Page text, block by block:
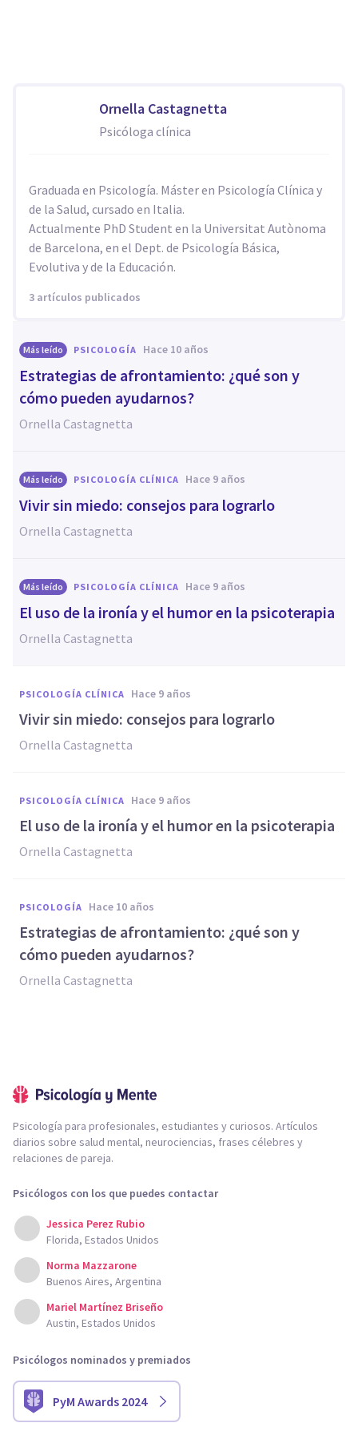
Ornella Castagnetta
Psicóloga clínica
Graduada en Psicología. Máster en Psicología Clínica y
de la Salud, cursado en Italia.
Actualmente PhD Student en la Universitat Autònoma
de Barcelona, en el Dept. de Psicología Básica,
Evolutiva y de la Educación.
3 artículos publicados
Más leído PSICOLOGÍA hace 10 años
Estrategias de afrontamiento: ¿qué son y
cómo pueden ayudarnos?
Ornella Castagnetta
Más leído PSICOLOGÍA CLÍNICA hace 9 años
​Vivir sin miedo: consejos para lograrlo
Ornella Castagnetta
Más leído PSICOLOGÍA CLÍNICA hace 9 años
​El uso de la ironía y el humor en la psicoterapia
Ornella Castagnetta
PSICOLOGÍA CLÍNICA hace 9 años
​Vivir sin miedo: consejos para lograrlo
Ornella Castagnetta
PSICOLOGÍA CLÍNICA hace 9 años
​El uso de la ironía y el humor en la psicoterapia
Ornella Castagnetta
PSICOLOGÍA hace 10 años
Estrategias de afrontamiento: ¿qué son y
cómo pueden ayudarnos?
Ornella Castagnetta
Psicología para profesionales, estudiantes y curiosos. Artículos
diarios sobre salud mental, neurociencias, frases célebres y
relaciones de pareja.
Psicólogos con los que puedes contactar
Jessica Perez Rubio
Florida, Estados Unidos
Norma Mazzarone
Buenos Aires, Argentina
Mariel Martínez Briseño
Austin, Estados Unidos
Psicólogos nominados y premiados
PyM Awards 2024